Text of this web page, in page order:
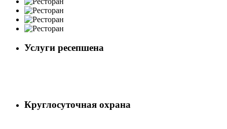
Услуги ресепшена
Круглосуточная охрана